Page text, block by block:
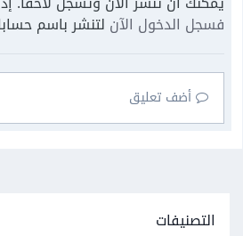
فسجل الدخول الآن لتنشر باسم
أضف تعليق
التصنيفات